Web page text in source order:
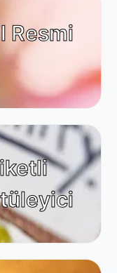
Resmi